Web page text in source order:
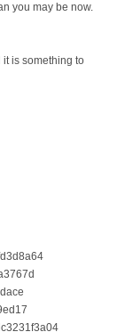
you may be now.
is ѕomething to